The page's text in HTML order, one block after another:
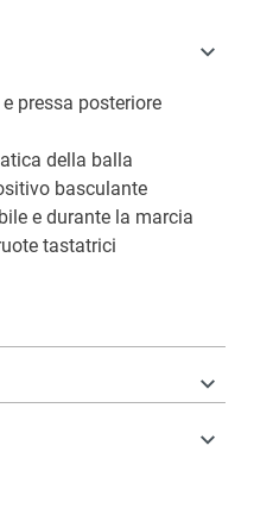
pressa posteriore
della balla
basculante
e durante la marcia
tastatrici